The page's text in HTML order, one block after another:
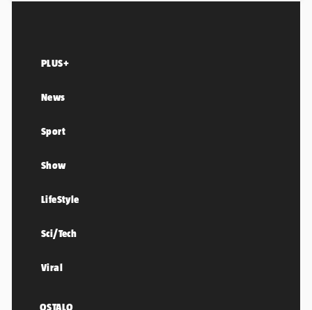
PLUS+
News
Sport
Show
LifeStyle
Sci/Tech
Viral
OSTALO